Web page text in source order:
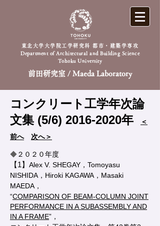
前田研究室 / Maeda Laboratory
東北大学大学院工学研究科 都市・建築学専攻
Department of Architectural and Building Science
Tohoku University
コンクリート工学年次論
文集 (5/6) 2016-2020年
＜
前へ
次へ＞
◆２０２０年度
【1】 Alex V. SHEGAY，Tomoyasu
NISHIDA，Hiroki KAGAWA，Masaki
MAEDA，
“COMPARISON OF BEAM-COLUMN JOINT
PERFORMANCE IN A SUBASSEMBLY AND
IN A FRAME”，